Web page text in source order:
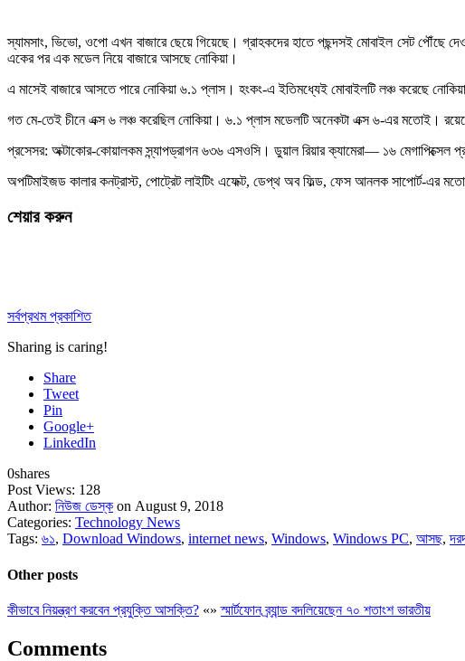
স্যামসাং, ভিভো, ওপো এখন বাজারে ছেয়ে গিয়েছে। গ্রাহকদের হাতে পছন্দসই মোবাইল সেট পৌঁছে
একের পর এক মডেল নিয়ে বাজারে আসছে নোকিয়া।
এ মাসেই বাজারে আসতে পারে নোকিয়া ৬.১ প্লাস। হংকং-এ ইতিমধ্যেই মোবাইলটি লঞ্চ করেছে
গত মে-তেই চীনে এক্স ৬ লঞ্চ করেছিল নোকিয়া। ৬.১ প্লাস মডেলটি অনেকটা এক্স ৬-এর মতোই।
প্রসেসর: অক্টাকোর-কোয়ালকম স্ন্যাপড্রাগন ৬৩৬ এসওসি। ডুয়াল রিয়ার ক্যামেরা— ১৬ মেগাপিক্সেল
অপটিমাইজড কালার কনট্রাস্ট, পোট্রেট লাইটিং এফেক্ট, ডেপ্থ অব ফিল্ড, ফেস আনলক সাপোর্ট-এর
শেয়ার করুন
সর্বপ্রথম প্রকাশিত
Sharing is caring!
Share
Tweet
Pin
Google+
LinkedIn
0shares
Post Views: 128
Author: নিউজ ডেস্ক on August 9, 2018
Categories: Technology News
Tags: ৬১, Download Windows, internet news, Windows, Windows PC, আসছ,
Other posts
কীভাবে নিয়ন্ত্রণ করবেন প্রযুক্তি আসক্তি? «»স্মার্টফোন ব্র্যান্ড বদলিয়েছেন ৭০ শতাংশ ভারতীয়
Comments